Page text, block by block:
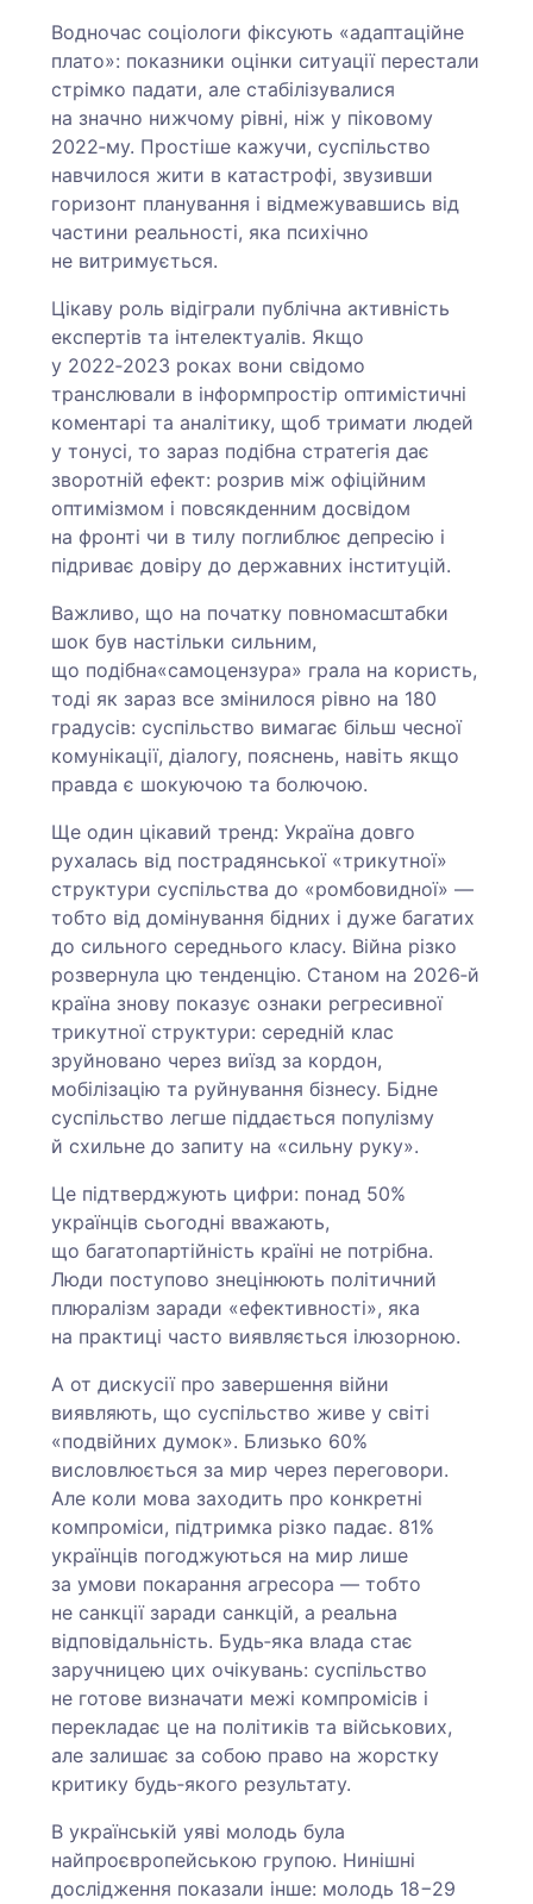
Водночас соціологи фіксують «адаптаційне
плато»: показники оцінки ситуації перестали
стрімко падати, але стабілізувалися
на значно нижчому рівні, ніж у піковому
2022‑му. Простіше кажучи, суспільство
навчилося жити в катастрофі, звузивши
горизонт планування і відмежувавшись від
частини реальності, яка психічно
не витримується.
Цікаву роль відіграли публічна активність
експертів та інтелектуалів. Якщо
у 2022‑2023 роках вони свідомо
транслювали в інформпростір оптимістичні
коментарі та аналітику, щоб тримати людей
у тонусі, то зараз подібна стратегія дає
зворотній ефект: розрив між офіційним
оптимізмом і повсякденним досвідом
на фронті чи в тилу поглиблює депресію і
підриває довіру до державних інституцій.
Важливо, що на початку повномасштабки
шок був настільки сильним,
що подібна«самоцензура» грала на користь,
тоді як зараз все змінилося рівно на 180
градусів: суспільство вимагає більш чесної
комунікації, діалогу, пояснень, навіть якщо
правда є шокуючою та болючою.
Ще один цікавий тренд: Україна довго
рухалась від пострадянської «трикутної»
структури суспільства до «ромбовидної» —
тобто від домінування бідних і дуже багатих
до сильного середнього класу. Війна різко
розвернула цю тенденцію. Станом на 2026‑й
країна знову показує ознаки регресивної
трикутної структури: середній клас
зруйновано через виїзд за кордон,
мобілізацію та руйнування бізнесу. Бідне
суспільство легше піддається популізму
й схильне до запиту на «сильну руку».
Це підтверджують цифри: понад 50%
українців сьогодні вважають,
що багатопартійність країні не потрібна.
Люди поступово знецінюють політичний
плюралізм заради «ефективності», яка
на практиці часто виявляється ілюзорною.
А от дискусії про завершення війни
виявляють, що суспільство живе у світі
«подвійних думок». Близько 60%
висловлюється за мир через переговори.
Але коли мова заходить про конкретні
компроміси, підтримка різко падає. 81%
українців погоджуються на мир лише
за умови покарання агресора — тобто
не санкції заради санкцій, а реальна
відповідальність. Будь‑яка влада стає
заручницею цих очікувань: суспільство
не готове визначати межі компромісів і
перекладає це на політиків та військових,
але залишає за собою право на жорстку
критику будь‑якого результату.
В українській уяві молодь була
найпроєвропейською групою. Нинішні
дослідження показали інше: молодь 18−29